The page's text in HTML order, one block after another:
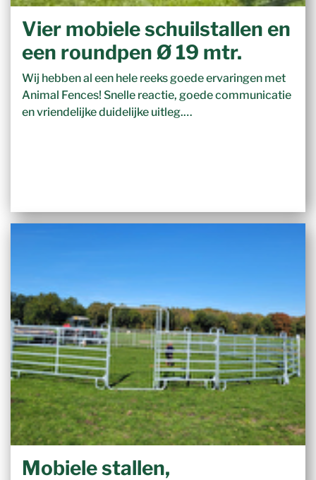
Vier mobiele schuilstallen en
een roundpen Ø 19 mtr.
Wij hebben al een hele reeks goede ervaringen met
Animal Fences! Snelle reactie, goede communicatie
en vriendelijke duidelijke uitleg.…
Mobiele stallen,